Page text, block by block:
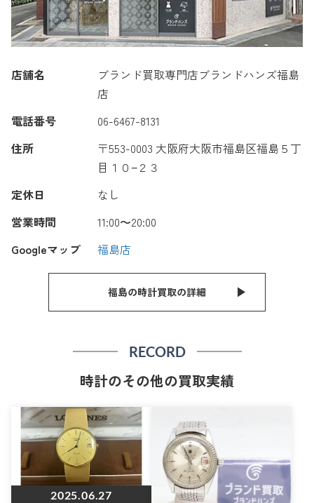
店舗名
ブランド買取専門店ブランドハンズ福島
店
電話番号
06-6467-8131
住所
〒553-0003 大阪府大阪市福島区福島５丁
目１０−２３
定休日
なし
営業時間
11:00〜20:00
Googleマップ
福島店
福島の時計買取の詳細
RECORD
時計のその他の買取実績
2025.06.27